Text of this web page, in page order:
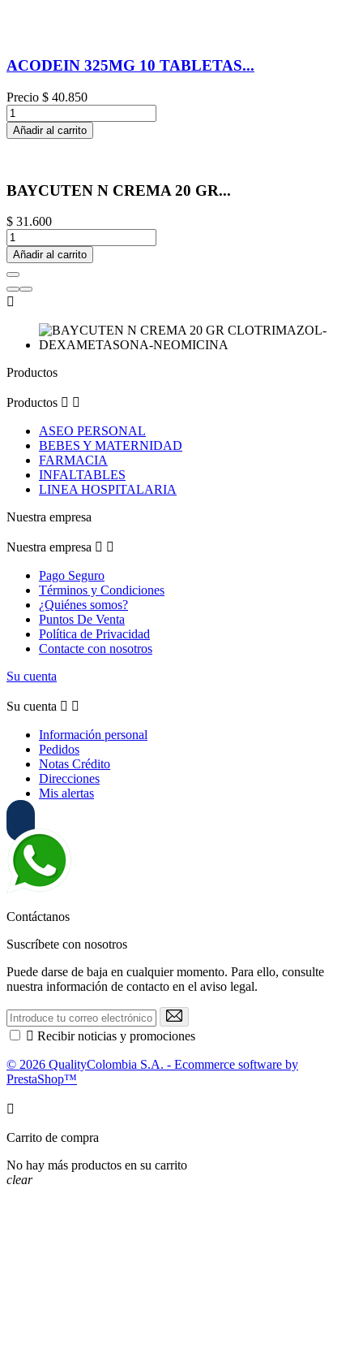
ACODEIN 325MG 10 TABLETAS...
Precio $ 40.850
Añadir al carrito
BAYCUTEN N CREMA 20 GR...
$ 31.600
Añadir al carrito

Productos
Productos  
ASEO PERSONAL
BEBES Y MATERNIDAD
FARMACIA
INFALTABLES
LINEA HOSPITALARIA
Nuestra empresa
Nuestra empresa  
Pago Seguro
Términos y Condiciones
¿Quiénes somos?
Puntos De Venta
Política de Privacidad
Contacte con nosotros
Su cuenta
Su cuenta  
Información personal
Pedidos
Notas Crédito
Direcciones
Mis alertas
Contáctanos
Suscríbete con nosotros
Puede darse de baja en cualquier momento. Para ello, consulte
nuestra información de contacto en el aviso legal.
 Recibir noticias y promociones
© 2026 QualityColombia S.A. - Ecommerce software by
PrestaShop™

Carrito de compra
No hay más productos en su carrito
clear